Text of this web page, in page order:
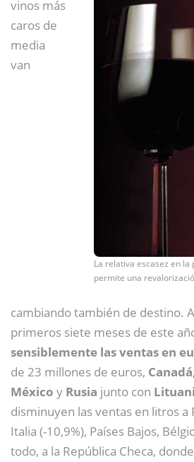
La relativa escasez en
permite una
vinos más
caros de
media
van
cambiando también de destino.
primeros siete meses de este
sensiblemente las ventas en
de 23 millones de euros,
México y Rusia junto con
disminuyen las ventas en litros a
Italia (-10,9%), Países Bajos,
todo, a la República Checa,